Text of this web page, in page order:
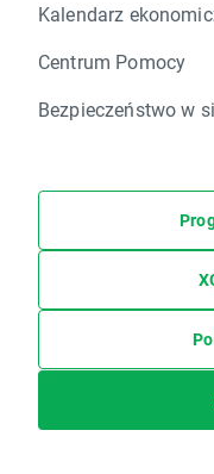
Kalendarz
Centrum Pomocy
Bezpieczeństwo w